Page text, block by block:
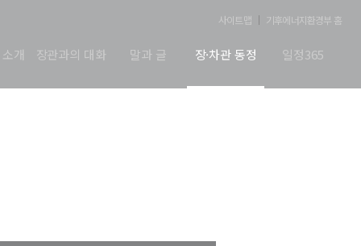
사이트맵 기후에너지환경부 홈
개 장관과의 대화 말과 글 장·차관 동정 일정365